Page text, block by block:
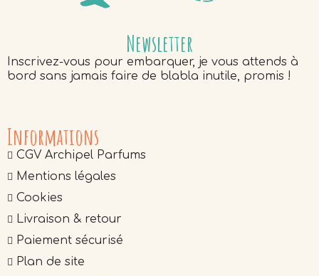
Newsletter
Inscrivez-vous pour embarquer, je vous attends à
bord sans jamais faire de blabla inutile, promis !
Informations
CGV Archipel Parfums
Mentions légales
Cookies
Livraison & retour
Paiement sécurisé
Plan de site